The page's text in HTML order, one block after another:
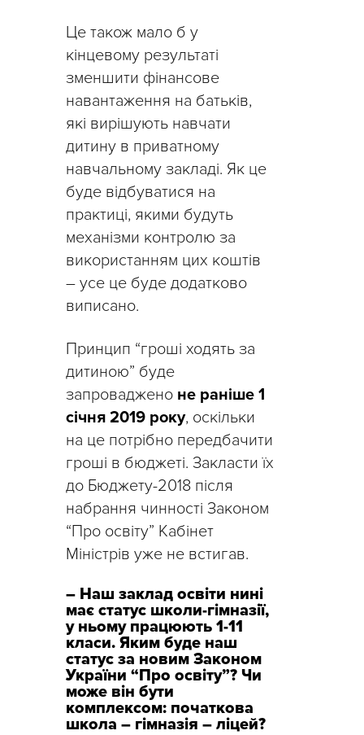
Це також мало б у
кінцевому результаті
зменшити фінансове
навантаження на батьків,
які вирішують навчати
дитину в приватному
навчальному закладі. Як це
буде відбуватися на
практиці, якими будуть
механізми контролю за
використанням цих коштів
– усе це буде додатково
виписано.
Принцип “гроші ходять за
дитиною” буде
запроваджено не раніше 1
січня 2019 року, оскільки
на це потрібно передбачити
гроші в бюджеті. Закласти їх
до Бюджету-2018 після
набрання чинності Законом
“Про освіту” Кабінет
Міністрів уже не встигав.
– Наш заклад освіти нині
має статус школи-гімназії,
у ньому працюють 1-11
класи. Яким буде наш
статус за новим Законом
України “Про освіту”? Чи
може він бути
комплексом: початкова
школа – гімназія – ліцей?